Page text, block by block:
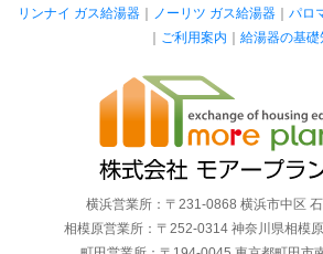
リンナイ ガス給湯器｜ ノーリツ ガス給湯器｜ パロ
｜ ご利用案内 ｜ 給湯器の基礎
横浜営業所：〒231-0868 横浜市中区
相模原営業所：〒252-0314 神奈川県相模